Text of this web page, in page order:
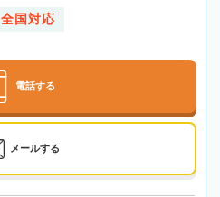
全国対応
電話する
メールする